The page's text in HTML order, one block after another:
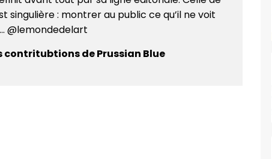
singulière : montrer au public ce qu’il ne voit
@lemondedelart
contritubtions de Prussian Blue